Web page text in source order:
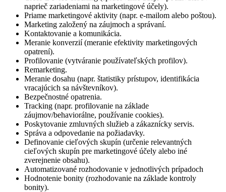
naprieč zariadeniami na marketingové účely).
Priame marketingové aktivity (napr. e-mailom alebo poštou).
Marketing založený na záujmoch a správaní.
Kontaktovanie a komunikácia.
Meranie konverzií (meranie efektivity marketingových
opatrení).
Profilovanie (vytváranie používateľských profilov).
Remarketing.
Meranie dosahu (napr. štatistiky prístupov, identifikácia
vracajúcich sa návštevníkov).
Bezpečnostné opatrenia.
Tracking (napr. profilovanie na základe
záujmov/behaviorálne, používanie cookies).
Poskytovanie zmluvných služieb a zákaznícky servis.
Správa a odpovedanie na požiadavky.
Definovanie cieľových skupín (určenie relevantných
cieľových skupín pre marketingové účely alebo iné
zverejnenie obsahu).
Automatizované rozhodovanie v jednotlivých prípadoch
Hodnotenie bonity (rozhodovanie na základe kontroly
bonity).